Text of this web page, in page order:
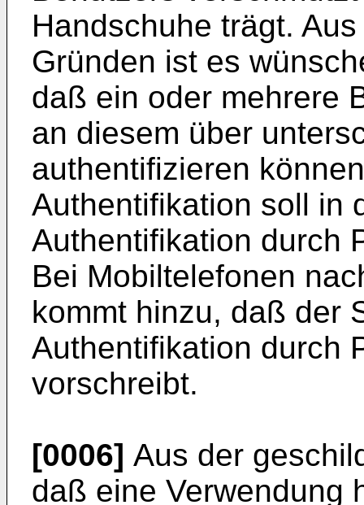
Handschuhe trägt.
Gründen ist es
daß ein oder mehrere
an diesem über
authentifizieren
Authentifikation soll in
Authentifikation durch
Bei Mobiltelefonen
kommt hinzu, daß der
Authentifikation durch
vorschreibt.
[0006] Aus der
daß eine Verwendung